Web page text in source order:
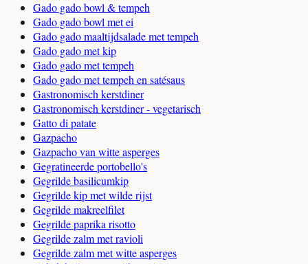
Gado gado bowl & tempeh
Gado gado bowl met ei
Gado gado maaltijdsalade met tempeh
Gado gado met kip
Gado gado met tempeh
Gado gado met tempeh en satésaus
Gastronomisch kerstdiner
Gastronomisch kerstdiner - vegetarisch
Gatto di patate
Gazpacho
Gazpacho van witte asperges
Gegratineerde portobello's
Gegrilde basilicumkip
Gegrilde kip met wilde rijst
Gegrilde makreelfilet
Gegrilde paprika risotto
Gegrilde zalm met ravioli
Gegrilde zalm met witte asperges